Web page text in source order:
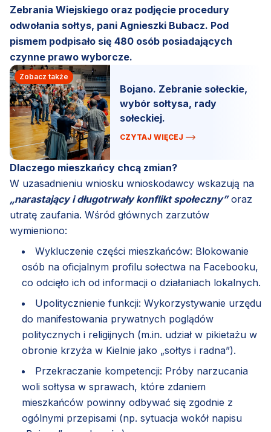
Zebrania Wiejskiego oraz podjęcie procedury
odwołania sołtys, pani Agnieszki Bubacz. Pod
pismem podpisało się 480 osób posiadających
czynne prawo wyborcze.
Zobacz także
Bojano. Zebranie sołeckie,
wybór sołtysa, rady
sołeckiej.
CZYTAJ WIĘCEJ
Dlaczego mieszkańcy chcą zmian?
W uzasadnieniu wniosku wnioskodawcy wskazują na
„narastający i długotrwały konflikt społeczny”oraz
utratę zaufania. Wśród głównych zarzutów
wymieniono:
Wykluczenie części mieszkańców: Blokowanie
osób na oficjalnym profilu sołectwa na Facebooku,
co odcięło ich od informacji o działaniach lokalnych.
Upolitycznienie funkcji: Wykorzystywanie urzędu
do manifestowania prywatnych poglądów
politycznych i religijnych (m.in. udział w pikietażu w
obronie krzyża w Kielnie jako „sołtys i radna”).
Przekraczanie kompetencji: Próby narzucania
woli sołtysa w sprawach, które zdaniem
mieszkańców powinny odbywać się zgodnie z
ogólnymi przepisami (np. sytuacja wokół napisu